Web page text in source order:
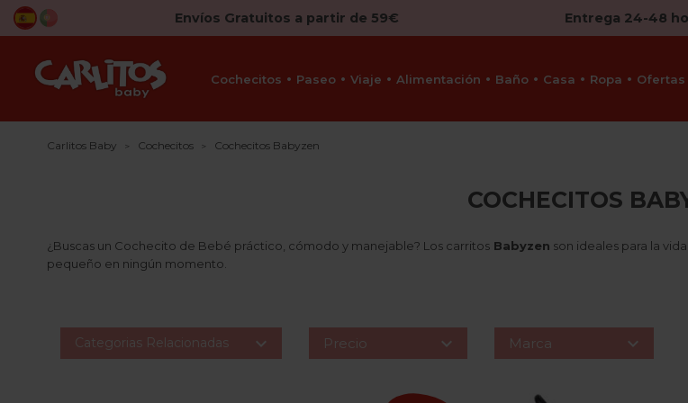
Envíos Gratuitos a partir de 59€ Entrega 24-48
Cochecitos Paseo Viaje Alimentación Baño Casa Ropa Ofertas
Carlitos Baby Cochecitos Cochecitos Babyzen
COCHECITOS
¿Buscas un Cochecito de Bebé práctico, cómodo y manejable? Los carritos Babyzen son ideales para la
pequeño en ningún momento.
Categorias Relacionadas  Precio  Marca 